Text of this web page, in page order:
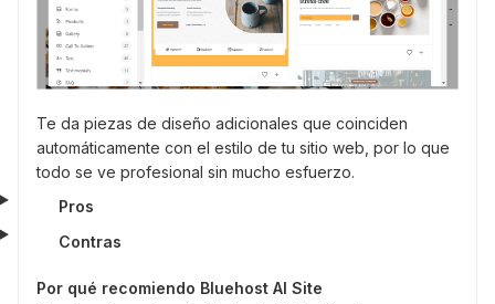
Te da piezas de diseño adicionales que coinciden
automáticamente con el estilo de tu sitio web, por lo que
todo se ve profesional sin mucho esfuerzo.
Pros
Contras
Por qué recomiendo Bluehost AI Site